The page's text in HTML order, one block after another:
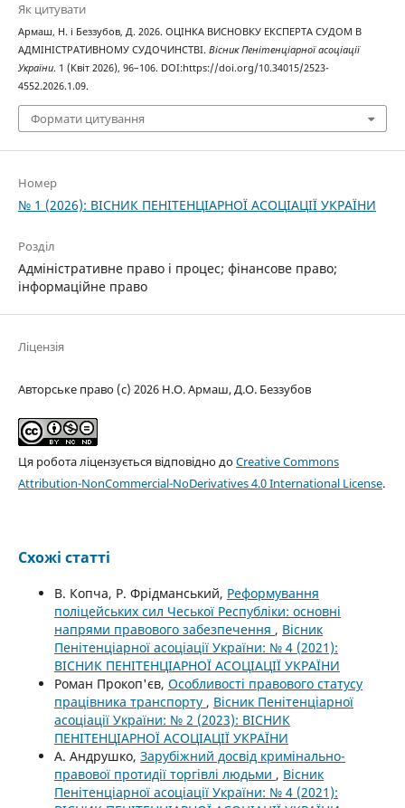
Як цитувати
Армаш, Н. і Беззубов, Д. 2026. ОЦІНКА ВИСНОВКУ ЕКСПЕРТА СУДОМ В
АДМІНІСТРАТИВНОМУ СУДОЧИНСТВІ. Вісник Пенітенціарної асоціації
України. 1 (Квіт 2026), 96–106. DOI:https://doi.org/10.34015/2523-
4552.2026.1.09.
Формати цитування
Номер
№ 1 (2026): ВІСНИК ПЕНІТЕНЦІАРНОЇ АСОЦІАЦІЇ УКРАЇНИ
Розділ
Адміністративне право і процес; фінансове право;
інформаційне право
Ліцензія
Авторське право (c) 2026 Н.О. Армаш, Д.О. Беззубов
Ця робота ліцензується відповідно доCreative Commons
Attribution-NonCommercial-NoDerivatives 4.0 International License.
Схожі статті
В. Копча, Р. Фрідманський, Реформування
поліцейських сил Чеської Республіки: основні
напрями правового забезпечення , Вісник
Пенітенціарної асоціації України: № 4 (2021):
ВІСНИК ПЕНІТЕНЦІАРНОЇ АСОЦІАЦІЇ УКРАЇНИ
Роман Прокоп'єв, Особливості правового статусу
працівника транспорту , Вісник Пенітенціарної
асоціації України: № 2 (2023): ВІСНИК
ПЕНІТЕНЦІАРНОЇ АСОЦІАЦІЇ УКРАЇНИ
А. Андрушко, Зарубіжний досвід кримінально-
правової протидії торгівлі людьми , Вісник
Пенітенціарної асоціації України: № 4 (2021):